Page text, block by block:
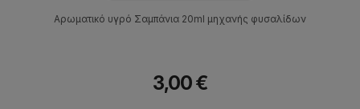
Αρωματικό υγρό Σαμπάνια 20ml μηχανής φυσαλίδων
3,00 €